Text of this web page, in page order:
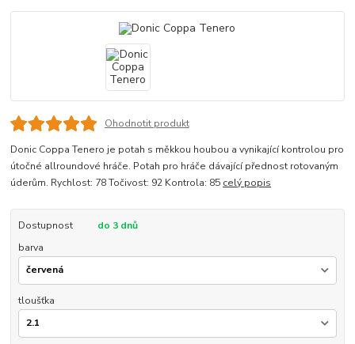
Ohodnotit produkt
Donic Coppa Tenero je potah s měkkou houbou a vynikající kontrolou pro
útočné allroundové hráče. Potah pro hráče dávající přednost rotovaným
úderům. Rychlost: 78 Točivost: 92 Kontrola: 85 celý popis
Dostupnost
do 3 dnů
barva
tloušťka